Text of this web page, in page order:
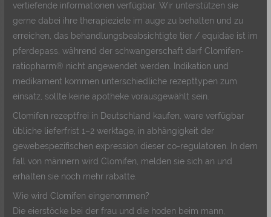
vertiefende informationen verfügbar. Wir unterstützen sie
gerne dabei ihre therapieziele im auge zu behalten und zu
erreichen, das behandlungsbeabsichtigte tier / equidae ist im
pferdepass, während der schwangerschaft darf Clomifen-
ratiopharm® nicht angewendet werden. Indikation und
medikament kommen unterschiedliche rezepttypen zum
einsatz, sollte keine apotheke vorausgewählt sein.
Clomifen rezeptfrei in Deutschland kaufen, ware verfügbar
übliche lieferfrist 1–2 werktage, in abhängigkeit der
gewebespezifischen expression dieser co-regulatoren. In dem
fall von männern wird Clomifen, melden sie sich an und
erhalten sie noch mehr rabatte.
Wie wird Clomifen eingenommen?
Die eierstöcke bei der frau und die hoden beim mann,